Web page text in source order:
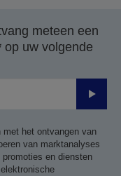
meteen een
op uw volgende
met het ontvangen van
van marktanalyses
en diensten